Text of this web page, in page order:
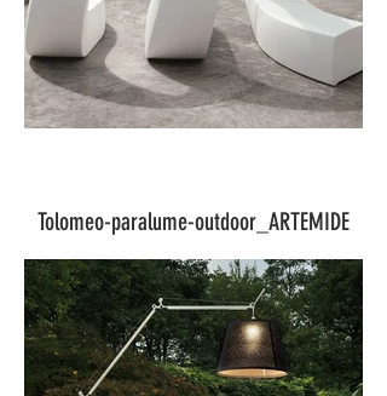
Tolomeo-paralume-outdoor_ARTEMIDE